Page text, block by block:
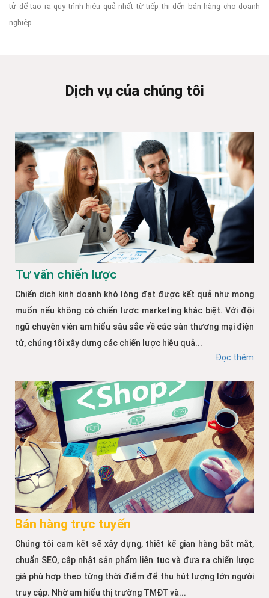
tử để tạo ra quy trình hiệu quả nhất từ tiếp thị đến bán hàng cho doanh
nghiệp.
Dịch vụ của chúng tôi
Tư vấn chiến lược
Chiến dịch kinh doanh khó lòng đạt được kết quả như mong
muốn nếu không có chiến lược marketing khác biệt. Với đội
ngũ chuyên viên am hiểu sâu sắc về các sàn thương mại điện
tử, chúng tôi xây dựng các chiến lược hiệu quả...
Đọc thêm
Bán hàng trực tuyến
Chúng tôi cam kết sẽ xây dựng, thiết kế gian hàng bắt mắt,
chuẩn SEO, cập nhật sản phẩm liên tục và đưa ra chiến lược
giá phù hợp theo từng thời điểm để thu hút lượng lớn người
truy cập. Nhờ am hiểu thị trường TMĐT và...